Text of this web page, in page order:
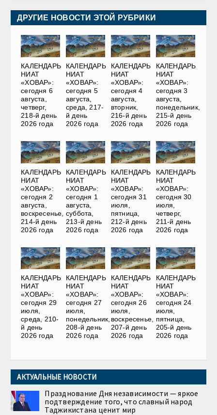
ДРУГИЕ НОВОСТИ ЭТОЙ РУБРИКИ
КАЛЕНДАРЬ
НИАТ
«ХОВАР»:
сегодня 6
августа,
четверг,
218-й день
2026 года
КАЛЕНДАРЬ
НИАТ
«ХОВАР»:
сегодня 5
августа,
среда, 217-
й день
2026 года
КАЛЕНДАРЬ
НИАТ
«ХОВАР»:
сегодня 4
августа,
вторник,
216-й день
2026 года
КАЛЕНДАРЬ
НИАТ
«ХОВАР»:
сегодня 3
августа,
понедельник,
215-й день
2026 года
КАЛЕНДАРЬ
НИАТ
«ХОВАР»:
сегодня 2
августа,
воскресенье,
214-й день
2026 года
КАЛЕНДАРЬ
НИАТ
«ХОВАР»:
сегодня 1
августа,
суббота,
213-й день
2026 года
КАЛЕНДАРЬ
НИАТ
«ХОВАР»:
сегодня 31
июля,
пятница,
212-й день
2026 года
КАЛЕНДАРЬ
НИАТ
«ХОВАР»:
сегодня 30
июля,
четверг,
211-й день
2026 года
КАЛЕНДАРЬ
НИАТ
«ХОВАР»:
сегодня 29
июля,
среда, 210-
й день
2026 года
КАЛЕНДАРЬ
НИАТ
«ХОВАР»:
сегодня 27
июля,
понедельник,
208-й день
2026 года
КАЛЕНДАРЬ
НИАТ
«ХОВАР»:
сегодня 26
июля,
воскресенье,
207-й день
2026 года
КАЛЕНДАРЬ
НИАТ
«ХОВАР»:
сегодня 24
июля,
пятница,
205-й день
2026 года
АКТУАЛЬНЫЕ НОВОСТИ
Празднование Дня независимости — яркое
подтверждение того, что славный народ
Таджикистана ценит мир